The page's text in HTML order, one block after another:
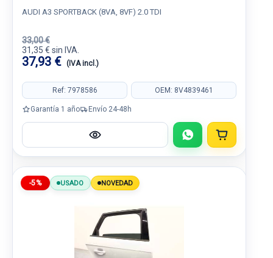
AUDI A3 SPORTBACK (8VA, 8VF) 2.0 TDI
33,00 €
31,35 € sin IVA.
37,93 € (IVA incl.)
Ref: 7978586 OEM: 8V4839461
Garantía 1 año Envío 24-48h
-5% USADO NOVEDAD